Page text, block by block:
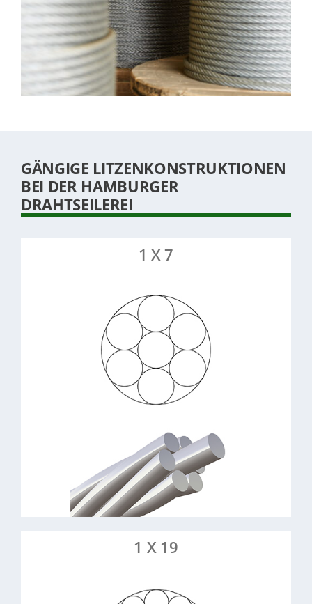
GÄNGIGE LITZENKONSTRUKTIONEN
BEI DER HAMBURGER
DRAHTSEILEREI
1 X 7
Litzenkonstruktion:
1 Litze aus 7 Drähten
Stahl verzinkt (0,6-6 mm) & Edelstahl
(1-3 mm)
Eigenschaften:
sehr steif, zugfest, einfache
Verarbeitung
Anwendungsbeispiele:
Spannseile, Zäune,
Tragseile, Werbetechnik, Architektur
> Drahtseil 1×7
> Edelstahlseil 1×7
> Artikel anfragen
1 X 19
Litzenkonstruktion:
1 Litze aus 19 Drähten